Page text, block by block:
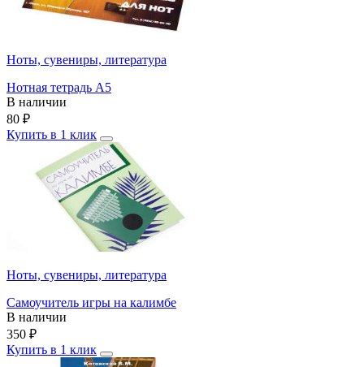
Ноты, сувениры, литература
Нотная тетрадь А5
В наличии
80 ₽
Купить в 1 клик
Ноты, сувениры, литература
Самоучитель игры на калимбе
В наличии
350 ₽
Купить в 1 клик